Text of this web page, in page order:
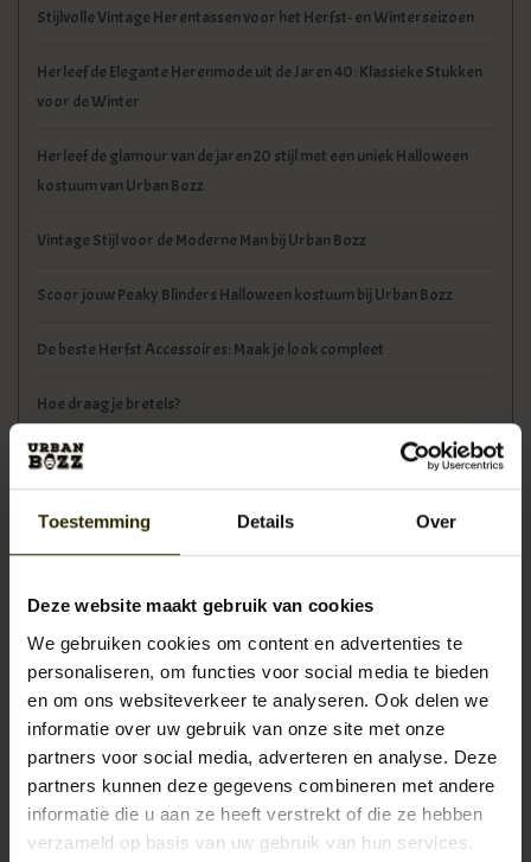
Toestemming Details Over
Deze website maakt gebruik van cookies
We gebruiken cookies om content en advertenties te
personaliseren, om functies voor social media te bieden
en om ons websiteverkeer te analyseren. Ook delen we
informatie over uw gebruik van onze site met onze
partners voor social media, adverteren en analyse. Deze
partners kunnen deze gegevens combineren met andere
informatie die u aan ze heeft verstrekt of die ze hebben
verzameld op basis van uw gebruik van hun services.
Stijlvolle Vintage Herentassen voor het Herfst- en Winterseizoen
Herleef de Elegante Herenmode uit de Jaren 40: Klassieke Stukken
voor de Winter
Herleef de glamour van de jaren 20 stijl met een uniek Halloween
kostuum van Urban Bozz
Vintage Stijl voor de Moderne Man bij Urban Bozz
Scoor jouw Peaky Blinders Halloween kostuum bij Urban Bozz
De beste Herfst Accessoires: Maak je look compleet
Hoe draag je bretels?
Tags
aktetas (5)
bruiloft(1)
cadeau(3)